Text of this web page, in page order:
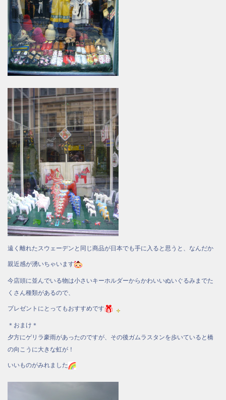
遠く離れたスウェーデンと同じ商品が日本でも手に入ると思うと、なんだか
親近感が湧いちゃいます
今店頭に並んでいる物は小さいキーホルダーからかわいいぬいぐるみまでた
くさん種類があるので、
プレゼントにとってもおすすめです
＊おまけ＊
夕方にゲリラ豪雨があったのですが、その後ガムラスタンを歩いていると橋
の向こうに大きな虹が！
いいものがみれました